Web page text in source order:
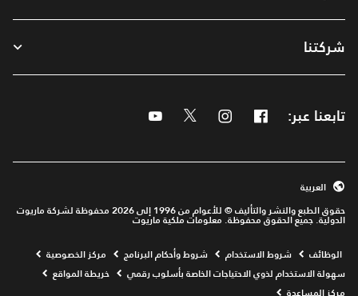
شركتنا
تابعنا عبر: Facebook
Instagram
Twitter
حقوق الطبع والنشر والتأليف © للأعوام من 1996 إلى 2026 محفوظة لشركة ماريوت
الدولية. جميع الحقوق محفوظة. معلومات ملكية ماريوت
العربية
الوظائف Opens a new window
شروط الاستخدام شروط وأحكام البرنامج
مركز الخصوصية
سهولة الاستخدام لذوي الاحتياجات الخاصة بأسلوب رقمي
خريطة المواقع
مركز المساعدة